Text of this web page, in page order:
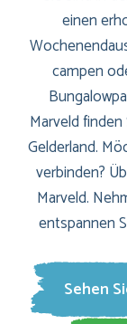
einen
campen
Marveld
Gelderland.
verbinden?
Marveld.
entspannen
Sehen